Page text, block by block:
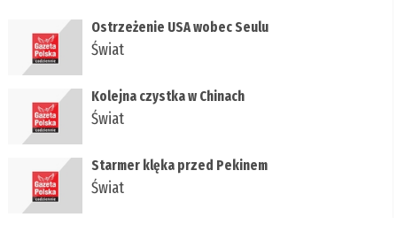
Ostrzeżenie USA wobec Seulu
Świat
Kolejna czystka w Chinach
Świat
Starmer klęka przed Pekinem
Świat